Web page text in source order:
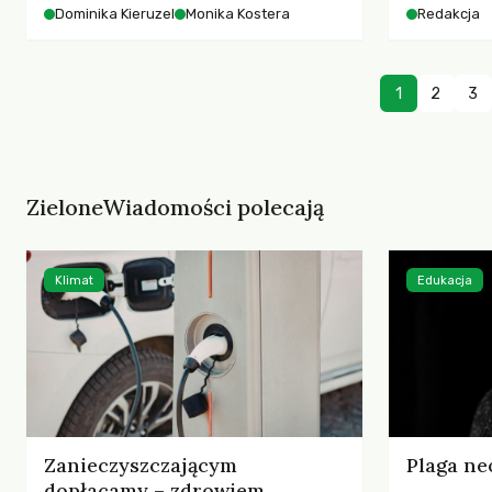
współczesnego miasta.
Dominika Kieruzel Monika Kostera Redakcja
1 2 3
ZieloneWiadomości polecają
Zanieczyszczającym
Klimat
Plaga
Edukacja